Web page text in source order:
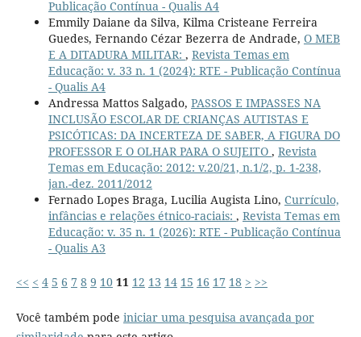
Publicação Contínua - Qualis A4
Emmily Daiane da Silva, Kilma Cristeane Ferreira
Guedes, Fernando Cézar Bezerra de Andrade, O MEB
E A DITADURA MILITAR: , Revista Temas em
Educação: v. 33 n. 1 (2024): RTE - Publicação Contínua
- Qualis A4
Andressa Mattos Salgado, PASSOS E IMPASSES NA
INCLUSÃO ESCOLAR DE CRIANÇAS AUTISTAS E
PSICÓTICAS: DA INCERTEZA DE SABER, A FIGURA DO
PROFESSOR E O OLHAR PARA O SUJEITO , Revista
Temas em Educação: 2012: v.20/21, n.1/2, p. 1-238,
jan.-dez. 2011/2012
Fernado Lopes Braga, Lucilia Augista Lino, Currículo,
infâncias e relações étnico-raciais: , Revista Temas em
Educação: v. 35 n. 1 (2026): RTE - Publicação Contínua
- Qualis A3
<< < 4 5 6 7 8 9 10 11 12 13 14 15 16 17 18 > >>
Você também pode iniciar uma pesquisa avançada por